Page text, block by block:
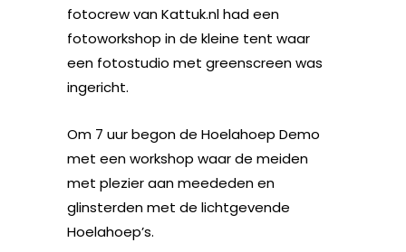
fotocrew van Kattuk.nl had een
fotoworkshop in de kleine tent waar
een fotostudio met greenscreen was
ingericht.
Om 7 uur begon de Hoelahoep Demo
met een workshop waar de meiden
met plezier aan meededen en
glinsterden met de lichtgevende
Hoelahoep’s.